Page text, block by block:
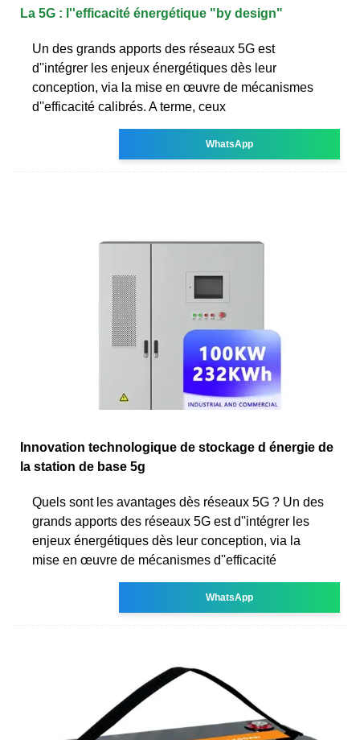
La 5G : l''efficacité énergétique "by design"
Un des grands apports des réseaux 5G est
d''intégrer les enjeux énergétiques dès leur
conception, via la mise en œuvre de mécanismes
d''efficacité calibrés. A terme, ceux
WhatsApp
Innovation technologique de stockage d énergie de
la station de base 5g
Quels sont les avantages dès réseaux 5G ? Un des
grands apports des réseaux 5G est d''intégrer les
enjeux énergétiques dès leur conception, via la
mise en œuvre de mécanismes d''efficacité
WhatsApp